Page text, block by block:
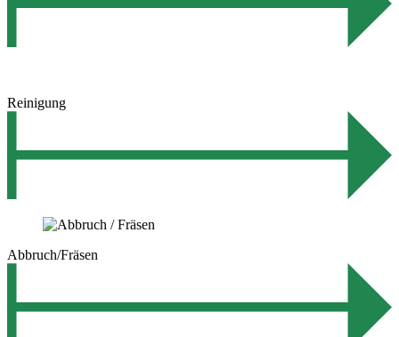
Reinigung
Abbruch/Fräsen